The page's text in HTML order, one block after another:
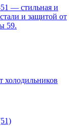
— стильная и
и защитой от
59.
холодильников